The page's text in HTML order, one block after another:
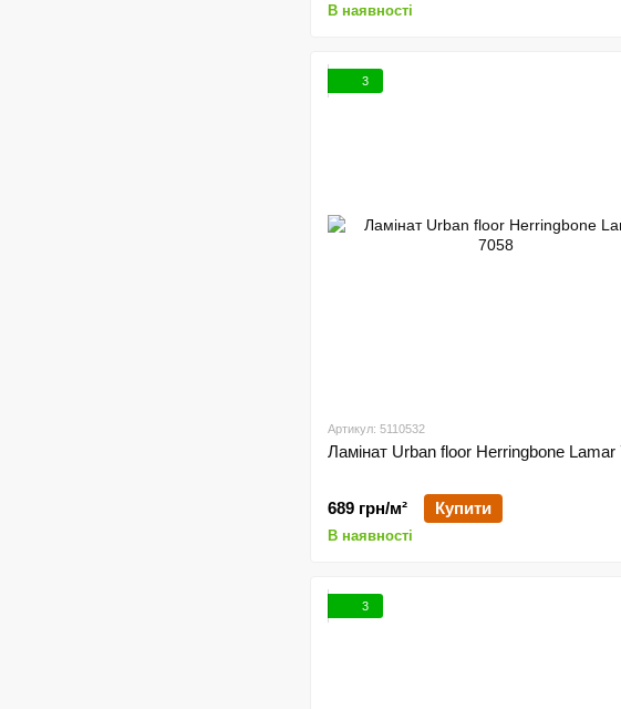
В наявності
3
Артикул: 5110532
Ламінат Urban floor Herringbone Lamar
689 грн/м² Купити
В наявності
3